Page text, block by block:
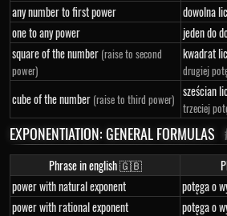
any number to first power
dowolna
one to any power
jeden do
square of the number (raise to second
power)
kwadrat
drugiej
cube of the number (raise to third power) sześcian
trzeciej
EXPONENTIATION: GENERAL FORMULAS
Phrase in english 🇬🇧
power with natural exponent
potęga o
power with rational exponent
potęga o